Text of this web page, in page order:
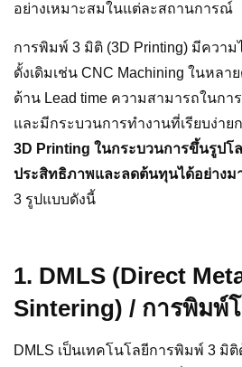
อย่างเหมาะสมในแต่ละสถานการณ์
การพิมพ์ 3 มิติ (3D Printing) มีความ
ดั้งเดิมเช่น CNC Machining ในหล
ด้าน Lead time ความสามารถในก
และมีกระบวนการทำงานที่เรียบง่าย
3D Printing ในกระบวนการขึ้นรูปโ
ประสิทธิภาพและลดต้นทุนได้อย่างม
3 รูปแบบดังนี้
1. DMLS (Direct
Sintering) / การพิมพ์
DMLS เป็นเทคโนโลยีการพิมพ์ 3 มิ